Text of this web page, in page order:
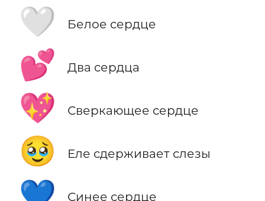
🤍 Белое сердце
💕 Два сердца
💖 Сверкающее сердце
🥹 Еле сдерживает слезы
Синее сердце